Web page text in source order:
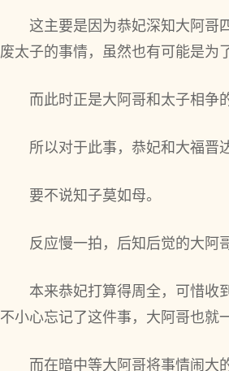
这主要是因为恭妃深知大阿哥
废太子的事情，虽然也有可能是为
而此时正是大阿哥和太子相争
所以对于此事，恭妃和大福晋
要不说知子莫如母。
反应慢一拍，后知后觉的大阿
本来恭妃打算得周全，可惜收
不小心忘记了这件事，大阿哥也就
而在暗中等大阿哥将事情闹大